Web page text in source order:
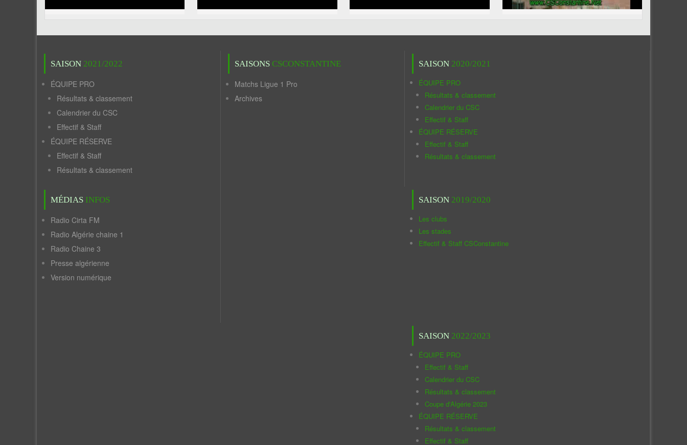
SAISON 2021/2022
ÉQUIPE PRO
Résultats & classement
Calendrier du CSC
Effectif & Staff
ÉQUIPE RÉSERVE
Effectif & Staff
Résultats & classement
MÉDIAS INFOS
Radio Cirta FM
Radio Algérie chaine 1
Radio Chaine 3
Presse algérienne
Version numérique
SAISONS CSCONSTANTINE
Matchs Ligue 1 Pro
Archives
SAISON 2020/2021
ÉQUIPE PRO
Résultats & classement
Calendrier du CSC
Effectif & Staff
ÉQUIPE RÉSERVE
Effectif & Staff
Résultats & classement
SAISON 2019/2020
Les clubs
Les stades
Effectif & Staff CSConstantine
SAISON 2022/2023
ÉQUIPE PRO
Effectif & Staff
Calendrier du CSC
Résultats & classement
Coupe d'Algérie 2023
ÉQUIPE RÉSERVE
Résultats & classement
Effectif & Staff